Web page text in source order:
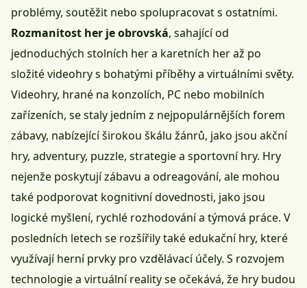
problémy, soutěžit nebo spolupracovat s ostatními.
Rozmanitost her je obrovská, sahající od
jednoduchých stolních her a karetních heraž po
složité videohry s bohatými příběhy a virtuálními světy.
Videohry, hrané na konzolích, PC nebo mobilních
zařízeních, se staly jedním z nejpopulárnějších forem
zábavy, nabízející širokou škálu žánrů, jako jsou akční
hry, adventury, puzzle, strategiea sportovní hry. Hry
nejenže poskytují zábavu a odreagování, ale mohou
také podporovat kognitivní dovednosti, jako jsou
logické myšlení, rychlé rozhodování a týmová práce. V
posledních letech se rozšířily také edukační hry, které
využívají herní prvky pro vzdělávací účely. S rozvojem
technologie a virtuální realityse očekává, že hry budou